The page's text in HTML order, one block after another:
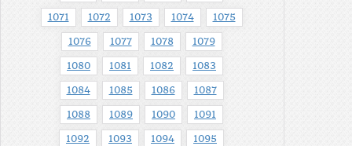
1071 1072 1073 1074 1075
1076 1077 1078 1079
1080 1081 1082 1083
1084 1085 1086 1087
1088 1089 1090 1091
1092 1093 1094 1095